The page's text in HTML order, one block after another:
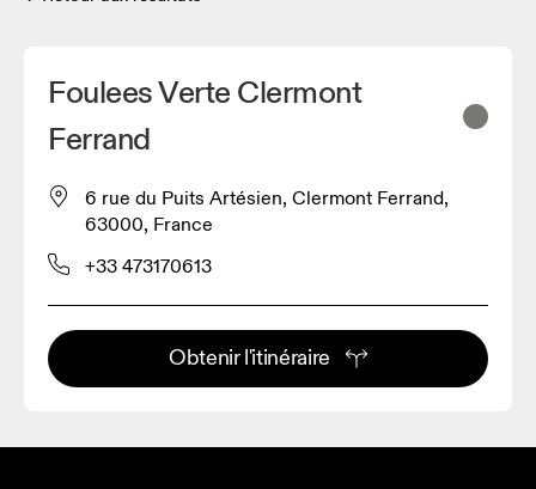
Foulees Verte Clermont
Ferrand
6 rue du Puits Artésien, Clermont Ferrand,
63000, France
+33 473170613
Obtenir l'itinéraire